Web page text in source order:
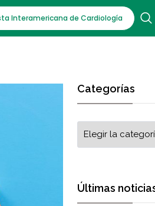
Interamericana de Cardiología
Categorías
Últimas